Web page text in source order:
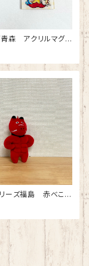
青森 アクリルマグ
リーズ福島 赤べこボ
マスコット